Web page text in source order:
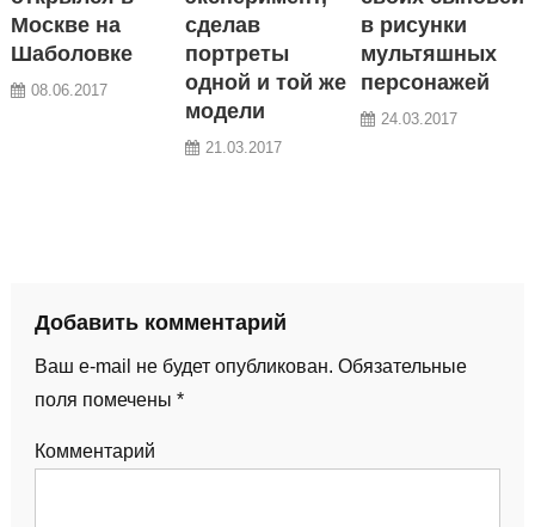
Москве на
Шаболовке
08.06.2017
сделав
портреты
одной и той же
модели
21.03.2017
в рисунки
мультяшных
персонажей
24.03.2017
Добавить комментарий
Ваш e-mail не будет опубликован. Обязательные
поля помечены *
Комментарий